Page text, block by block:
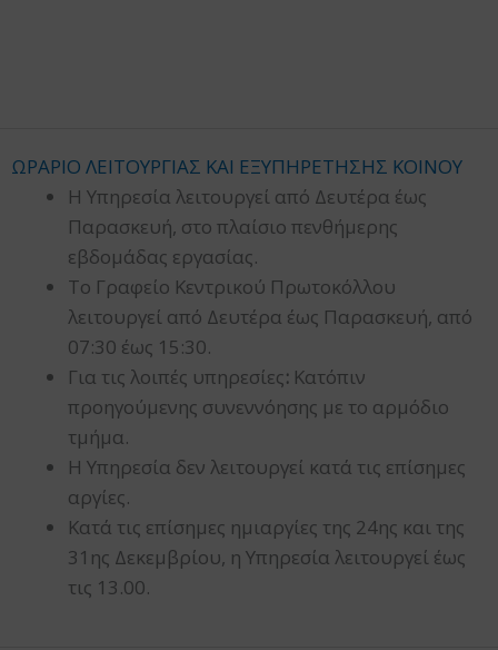
ΩΡΑΡΙΟ ΛΕΙΤΟΥΡΓΙΑΣ ΚΑΙ ΕΞΥΠΗΡΕΤΗΣΗΣ ΚΟΙΝΟΥ
Η Υπηρεσία λειτουργεί από Δευτέρα έως
Παρασκευή, στο πλαίσιο πενθήμερης
εβδομάδας εργασίας.
Το Γραφείο Κεντρικού Πρωτοκόλλου
λειτουργεί από Δευτέρα έως Παρασκευή, από
07:30 έως 15:30.
Για τις λοιπές υπηρεσίες: Κατόπιν
προηγούμενης συνεννόησης με το αρμόδιο
τμήμα.
Η Υπηρεσία δεν λειτουργεί κατά τις επίσημες
αργίες.
Κατά τις επίσημες ημιαργίες της 24ης και της
31ης Δεκεμβρίου, η Υπηρεσία λειτουργεί έως
τις 13.00.